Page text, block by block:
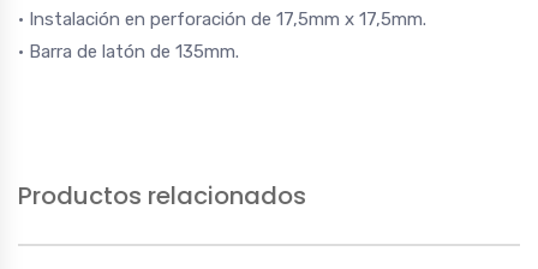
• Instalación en perforación de 17,5mm x 17,5mm.
• Barra de latón de 135mm.
Productos relacionados